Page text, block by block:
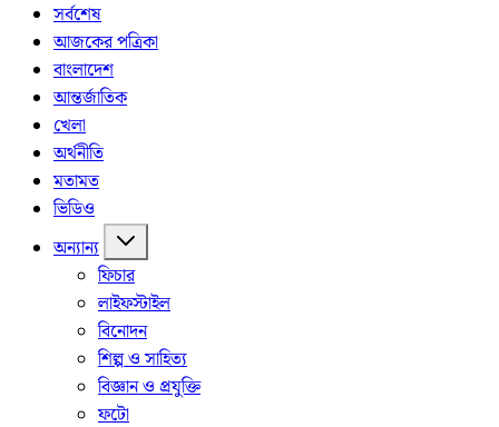
সর্বশেষ
আজকের পত্রিকা
বাংলাদেশ
আন্তর্জাতিক
খেলা
অর্থনীতি
মতামত
ভিডিও
অন্যান্য
ফিচার
লাইফস্টাইল
বিনোদন
শিল্প ও সাহিত্য
বিজ্ঞান ও প্রযুক্তি
ফটো